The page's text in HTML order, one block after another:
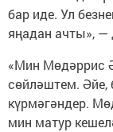
бар иде. Ул
яңадан ачты», —
«Мин Мөдәррис
сөйләштем. Әйе,
күрмәгәндер.
мин матур